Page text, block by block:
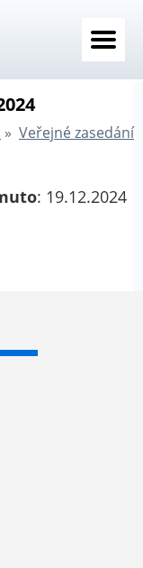
» Veřejné zasedání
: 19.12.2024